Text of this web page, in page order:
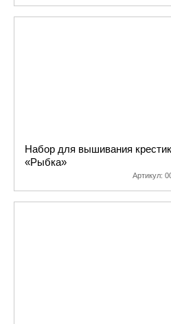
Набор для вышивания
«Рыбка»
Артикул: